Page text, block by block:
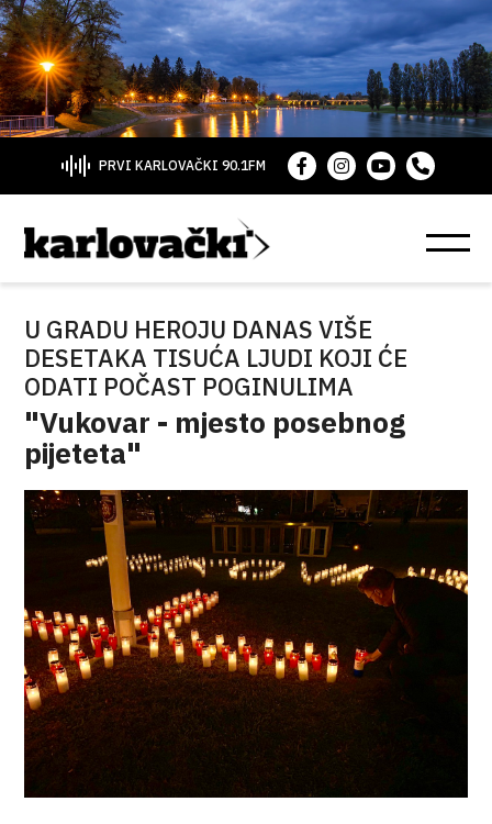
PRVI KARLOVAČKI 90.1FM
U GRADU HEROJU DANAS VIŠE
DESETAKA TISUĆA LJUDI KOJI ĆE
ODATI POČAST POGINULIMA
"Vukovar - mjesto posebnog
pijeteta"